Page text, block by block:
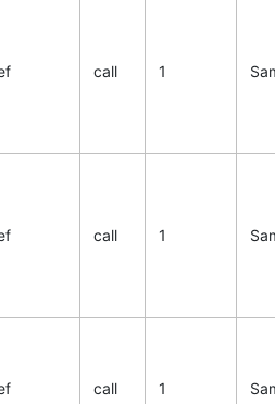
call 1
call 1
call 1